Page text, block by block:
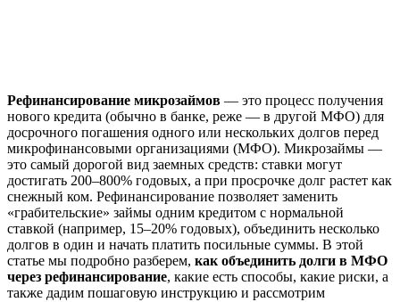
Рефинансирование микрозаймов — это процесс получения
нового кредита (обычно в банке, реже — в другой МФО) для
досрочного погашения одного или нескольких долгов перед
микрофинансовыми организациями (МФО). Микрозаймы —
это самый дорогой вид заемных средств: ставки могут
достигать 200–800% годовых, а при просрочке долг растет как
снежный ком. Рефинансирование позволяет заменить
«грабительские» займы одним кредитом с нормальной
ставкой (например, 15–20% годовых), объединить несколько
долгов в один и начать платить посильные суммы. В этой
статье мы подробно разберем, как объединить долги в МФО
через рефинансирование, какие есть способы, какие риски, а
также дадим пошаговую инструкцию и рассмотрим